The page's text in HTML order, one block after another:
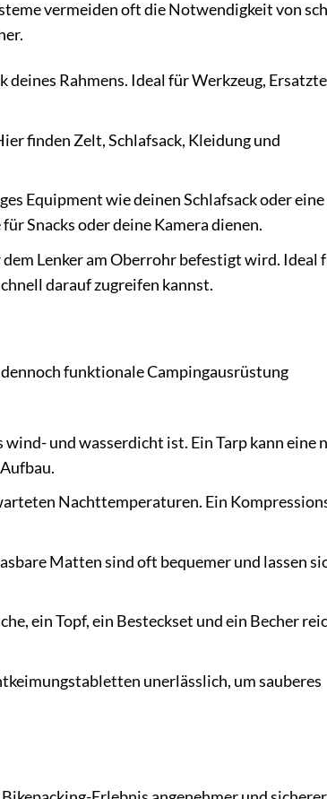
vermeiden oft die Notwendigkeit von
Rahmens. Ideal für Werkzeug,
finden Zelt, Schlafsack, Kleidung und
Equipment wie deinen Schlafsack oder eine
Snacks oder deine Kamera dienen.
Lenker am Oberrohr befestigt wird. Ideal
darauf zugreifen kannst.
funktionale Campingausrüstung
und wasserdicht ist. Ein Tarp kann eine
Nachttemperaturen. Ein
Matten sind oft bequemer und lassen
ein Topf, ein Besteckset und ein Becher
unerlässlich, um sauberes